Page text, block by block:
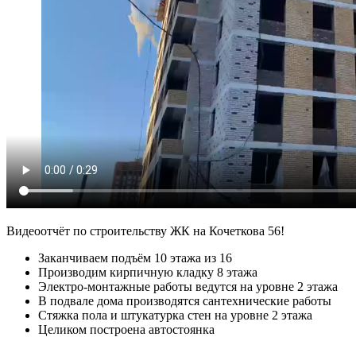
Видеоотчёт по строительству ЖК на Кочеткова 56!
Заканчиваем подъём 10 этажа из 16
Производим кирпичную кладку 8 этажа
Электро-монтажные работы ведутся на уровне 2 этажа
В подвале дома производятся сантехнические работы
Стяжка пола и штукатурка стен на уровне 2 этажа
Целиком построена автостоянка